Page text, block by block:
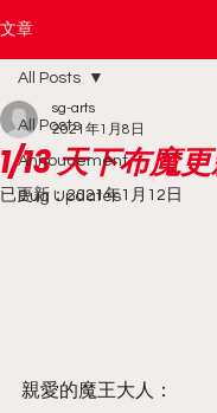
文章
All Posts
Annoucement
Bug Updates
All Posts
1/13 天下布魔
sg-arts
2021年1月8日
已更新：2021年1月12日
親愛的魔王大人：